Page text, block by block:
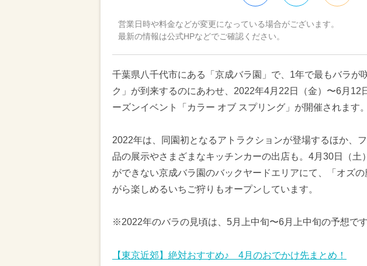
営業日時や料金などが変更になっている場合がございます。
最新の情報は公式HPなどでご確認ください。
千葉県八千代市にある「京成バラ園」で、1年で最もバラが
ク」が到来するのにあわせ、2022年4月22日（金）〜6月12
ーズンイベント「カラー オブ スプリング」が開催されます。
2022年は、同園初となるアトラクションが登場するほか、
品の展示やさまざまなキッチンカーの出店も。4月30日（土
ができない京成バラ園のバックヤードエリアにて、「オズ
がら楽しめるいちご狩りもオープンしています。
※2022年のバラの見頃は、5月上中旬〜6月上中旬の予想です
【東京近郊】絶対おすすめ♪ 4月のおでかけ先まとめ！